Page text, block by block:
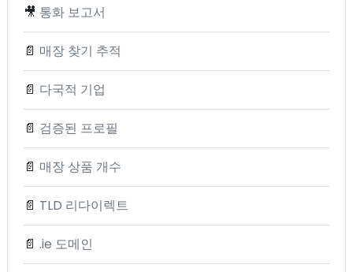
🎥 통화 보고서
📄 매장 찾기 추적
📄 다국적 기업
📄 검증된 프로필
📄 매장 상품 개수
📄 TLD 리다이렉트
📄 .ie 도메인